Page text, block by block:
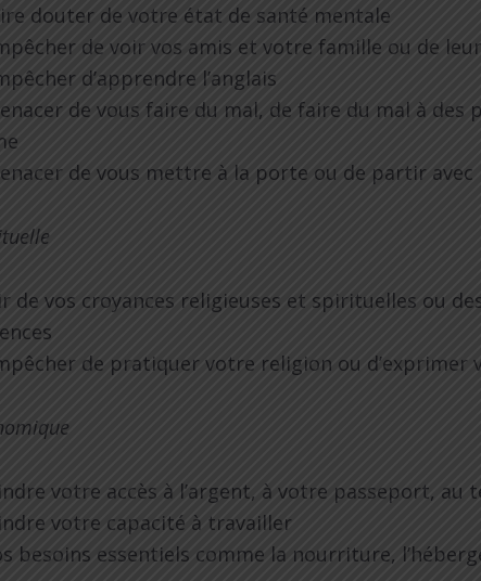
douter de votre état de santé mentale
de voir vos amis et votre famille ou de
d’apprendre l’anglais
de vous faire du mal, de faire du mal à
de vous mettre à la porte ou de partir avec
de vos croyances religieuses et spirituelles ou
de pratiquer votre religion ou d’exprimer
votre accès à l’argent, à votre passeport, au
votre capacité à travailler
besoins essentiels comme la nourriture,